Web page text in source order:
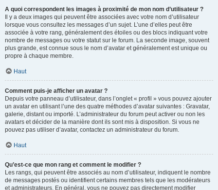
A quoi correspondent les images à proximité de mon nom d’utilisateur ?
Il y a deux images qui peuvent être associées avec votre nom d’utilisateur
lorsque vous consultez les messages d’un sujet. L’une d’elles peut être
associée à votre rang, généralement des étoiles ou des blocs indiquant votre
nombre de messages ou votre statut sur le forum. La seconde image, souvent
plus grande, est connue sous le nom d’avatar et généralement est unique ou
propre à chaque membre.
Haut
Comment puis-je afficher un avatar ?
Depuis votre panneau d’utilisateur, dans l’onglet « profil » vous pouvez ajouter
un avatar en utilisant l’une des quatre méthodes d’avatar suivantes : Gravatar,
galerie, distant ou importé. L’administrateur du forum peut activer ou non les
avatars et décider de la manière dont ils sont mis à disposition. Si vous ne
pouvez pas utiliser d’avatar, contactez un administrateur du forum.
Haut
Qu’est-ce que mon rang et comment le modifier ?
Les rangs, qui peuvent être associés au nom d’utilisateur, indiquent le nombre
de messages postés ou identifient certains membres tels que les modérateurs
et administrateurs. En général, vous ne pouvez pas directement modifier